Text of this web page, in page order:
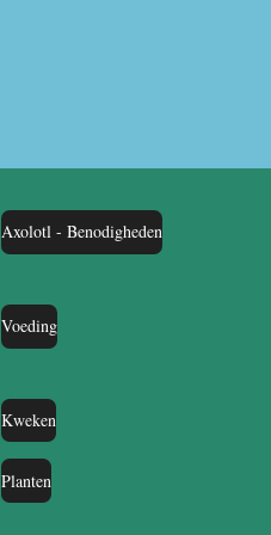
Axolotl - Benodigheden
Voeding
Kweken
Planten